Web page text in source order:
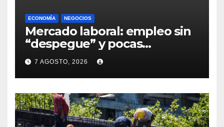
ECONOMÍA NEGOCIOS
Mercado laboral: empleo sin
“despegue” y pocas
expectativas empresariales
sobre aumento de personal
7 AGOSTO, 2026